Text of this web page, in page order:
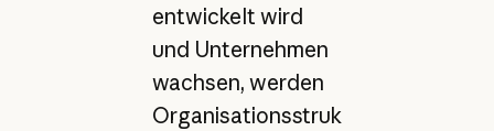
entwickelt wird
und Unternehmen
wachsen, werden
Organisationsstruk